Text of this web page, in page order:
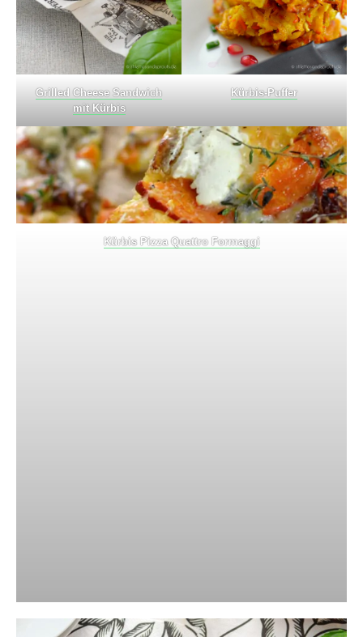
Grilled Cheese Sandwich
mit Kürbis
Kürbis-Puffer
Kürbis Pizza Quattro Formaggi